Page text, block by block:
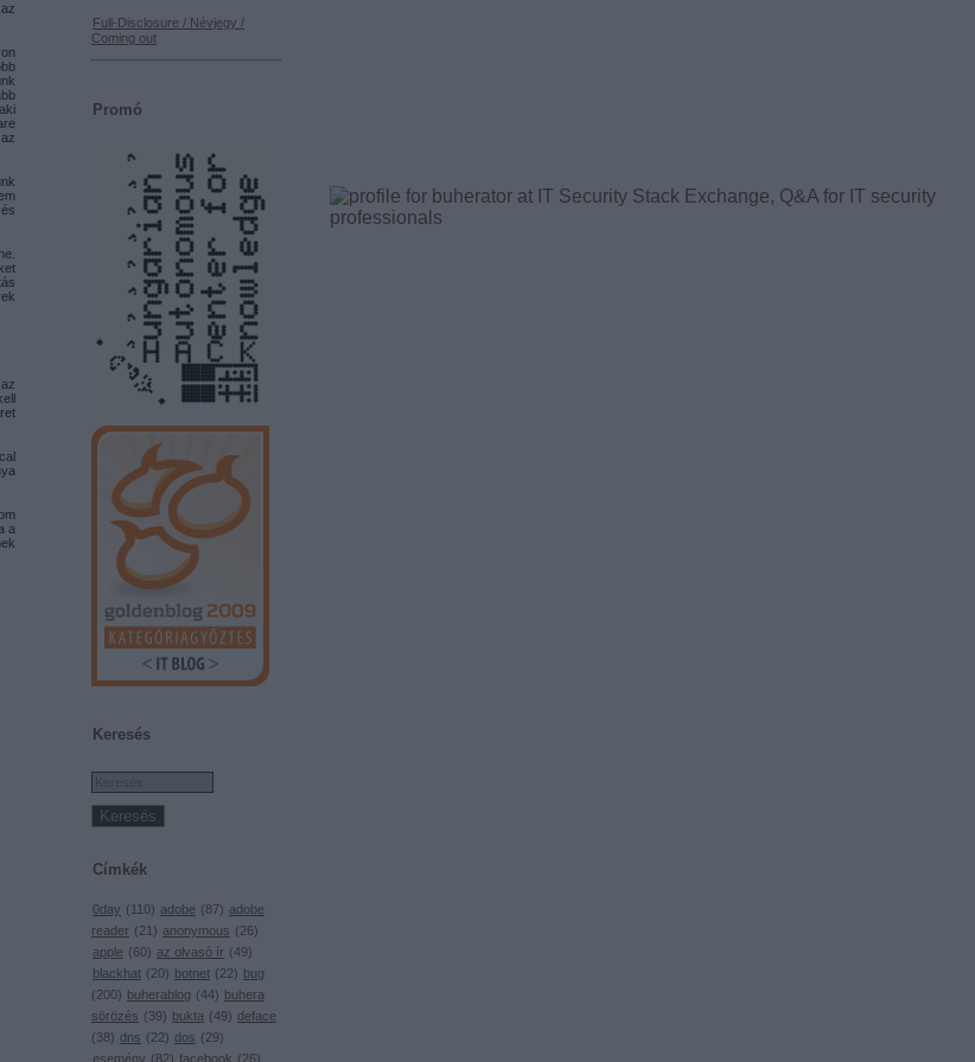
Full-Disclosure / Névjegy /
Coming out
Promó
Keresés
Címkék
0day (110) adobe (87) adobe
reader (21) anonymous (26)
apple (60) az olvasó ír (49)
blackhat (20) botnet (22) bug
(200) buherablog (44) buhera
sörözés (39) bukta (49) deface
(38) dns (22) dos (29)
esemény (82) facebook (26)
a